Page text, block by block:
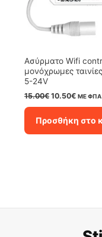
Ασύρματο Wifi
μονόχρωμες
5-24V
15.00€ Original
price
15.00€.
10.50€Η
είναι:
ΜΕ ΦΠΑ
Προσθήκη στο